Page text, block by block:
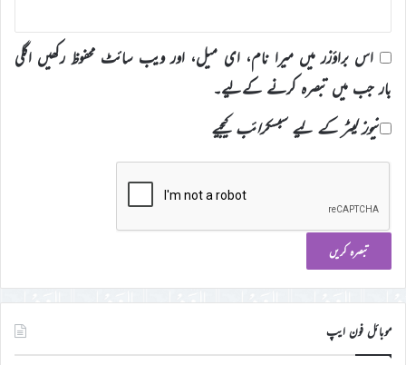
اس براؤزر میں میرا نام، ای میل، اور ویب سائٹ محفوظ رکھیں اگلی
بار جب میں تبصرہ کرنے کےلیے۔
نیوز لیٹر کے لیے سبسکرائب کیجیے
موبائل فون ایپ